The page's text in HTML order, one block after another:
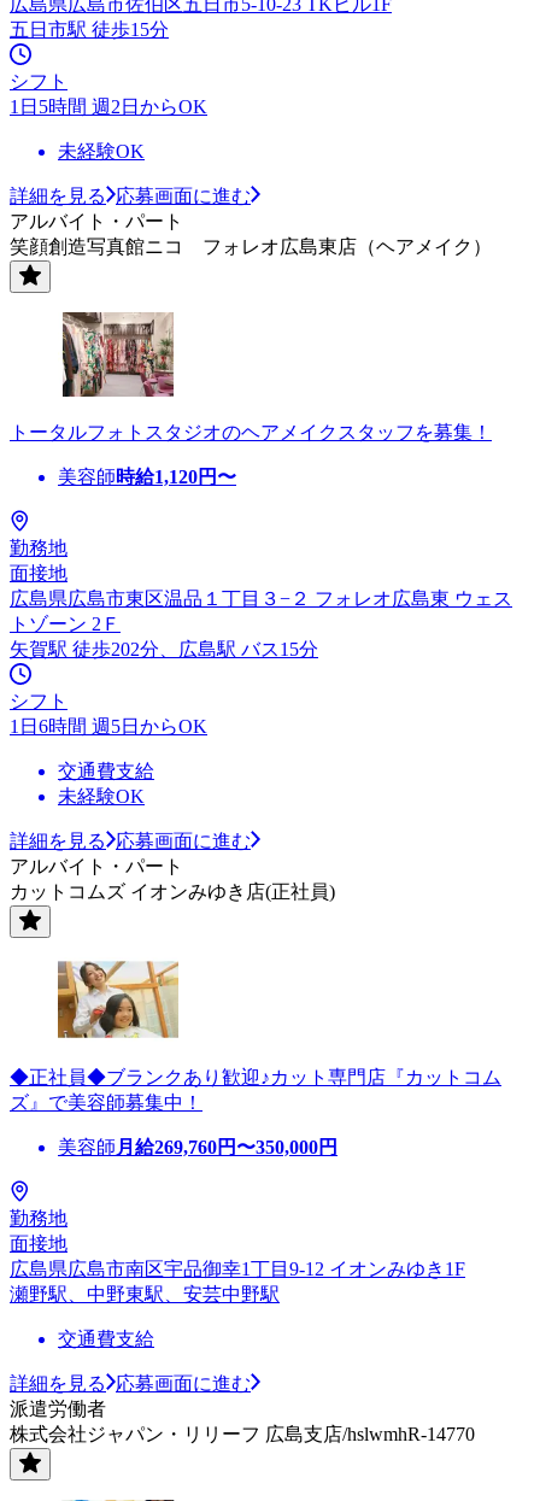
五日市駅 徒歩15分
シフト
1日5時間 週2日からOK
未経験OK
詳細を見る
応募画面に進む
アルバイト・パート
笑顔創造写真館ニコ フォレオ広島東店（ヘアメイク）
トータルフォトスタジオのヘアメイクスタッフを募集！
美容師時給1,120円〜
勤務地
面接地
広島県広島市東区温品１丁目３−２ フォレオ広島東 ウェス
トゾーン 2Ｆ
矢賀駅 徒歩202分、広島駅 バス15分
シフト
1日6時間 週5日からOK
交通費支給
未経験OK
詳細を見る
応募画面に進む
アルバイト・パート
カットコムズ イオンみゆき店(正社員)
◆正社員◆ブランクあり歓迎♪カット専門店『カットコム
ズ』で美容師募集中！
美容師 月給269,760円〜350,000円
勤務地
面接地
広島県広島市南区宇品御幸1丁目9-12 イオンみゆき1F
瀬野駅、中野東駅、安芸中野駅
交通費支給
詳細を見る
応募画面に進む
派遣労働者
株式会社ジャパン・リリーフ 広島支店/hslwmhR-14770